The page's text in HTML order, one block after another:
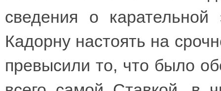
сведения о карательной
Кадорну настоять на
превысили то, что было